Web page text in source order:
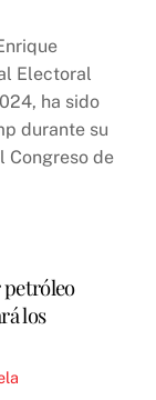
Electoral
ha sido
durante su
Congreso de
petróleo
los